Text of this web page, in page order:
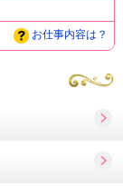
お仕事内容は？